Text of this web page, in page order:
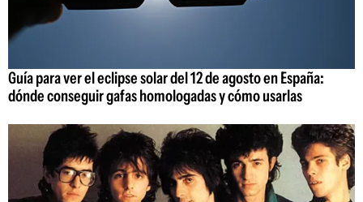
Guía para ver el eclipse solar del 12 de agosto en España:
dónde conseguir gafas homologadas y cómo usarlas